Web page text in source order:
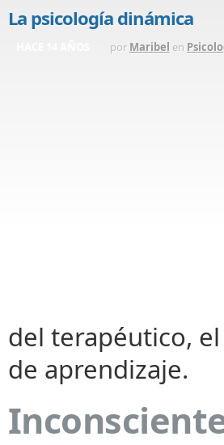
La psicología dinámica
por Maribel en
del terapéutico,
de aprendizaje.